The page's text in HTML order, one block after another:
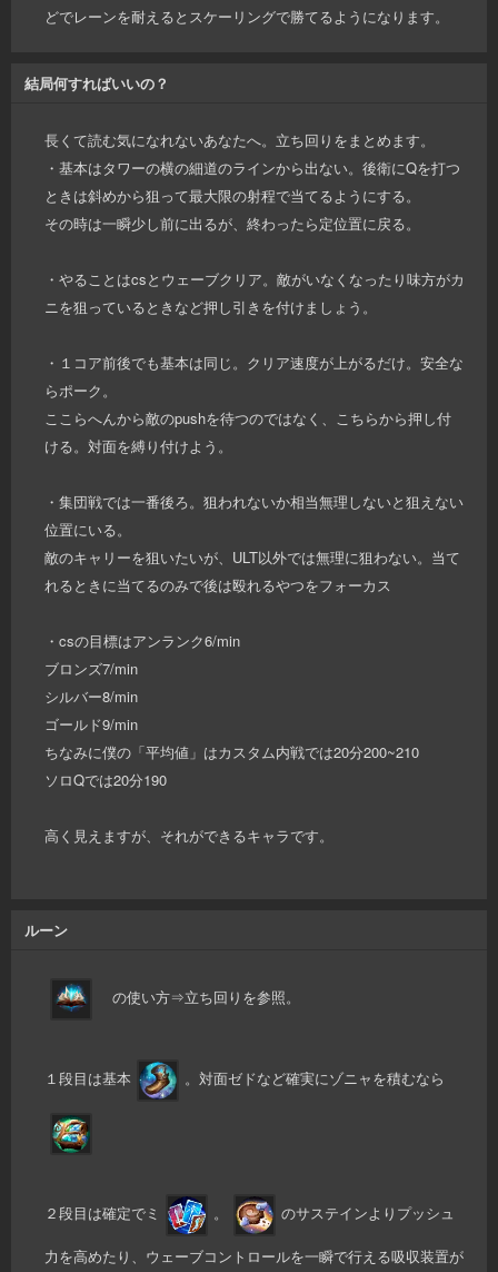
どでレーンを耐えるとスケーリングで勝てるようになります。
結局何すればいいの？
長くて読む気になれないあなたへ。立ち回りをまとめます。
・基本はタワーの横の細道のラインから出ない。後衛にQを打つ
ときは斜めから狙って最大限の射程で当てるようにする。
その時は一瞬少し前に出るが、終わったら定位置に戻る。
・やることはcsとウェーブクリア。敵がいなくなったり味方がカ
ニを狙っているときなど押し引きを付けましょう。
・１コア前後でも基本は同じ。クリア速度が上がるだけ。安全な
らポーク。
ここらへんから敵のpushを待つのではなく、こちらから押し付
ける。対面を縛り付けよう。
・集団戦では一番後ろ。狙われないか相当無理しないと狙えない
位置にいる。
敵のキャリーを狙いたいが、ULT以外では無理に狙わない。当て
れるときに当てるのみで後は殴れるやつをフォーカス
・csの目標はアンランク6/min
ブロンズ7/min
シルバー8/min
ゴールド9/min
ちなみに僕の「平均値」はカスタム内戦では20分200~210
ソロQでは20分190
高く見えますが、それができるキャラです。
ルーン
の使い方⇒立ち回りを参照。
１段目は基本 。対面ゼドなど確実にゾニャを積むなら
２段目は確定でミ 。 のサステインよりプッシュ
力を高めたり、ウェーブコントロールを一瞬で行える吸収装置が